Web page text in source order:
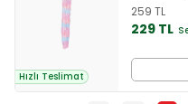
Hızlı Teslimat
259 TL
229 TL